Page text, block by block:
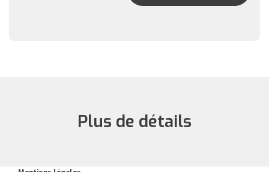
Plus de détails